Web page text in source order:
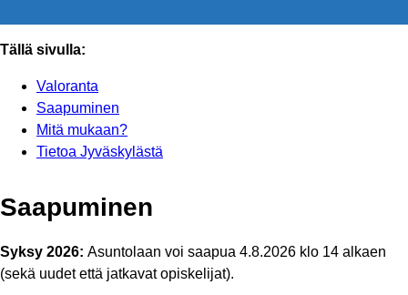
Tällä sivulla:
Valoranta
Saapuminen
Mitä mukaan?
Tietoa Jyväskylästä
Saapuminen
Syksy 2026: Asuntolaan voi saapua 4.8.2026 klo 14 alkaen
(sekä uudet että jatkavat opiskelijat).